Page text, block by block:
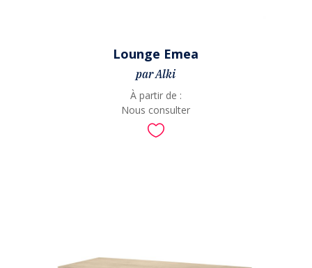
Lounge Emea
par Alki
À partir de :
Nous consulter
